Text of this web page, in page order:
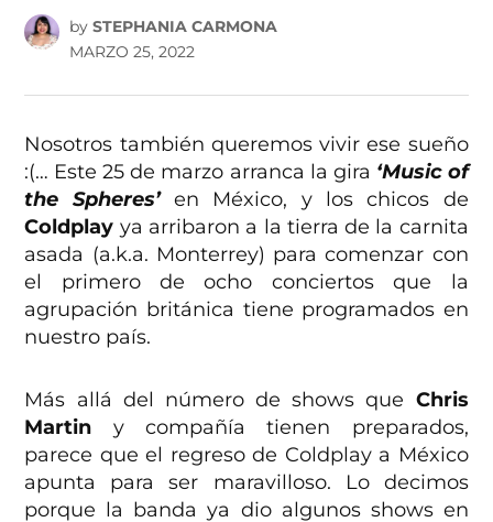
by STEPHANIA CARMONA
MARZO 25, 2022
Nosotros también queremos vivir ese sueño
:(… Este 25 de marzo arranca la gira ‘Music of
the Spheres’ en México, y los chicos de
Coldplay ya arribaron a la tierra de la carnita
asada (a.k.a. Monterrey) para comenzar con
el primero de ocho conciertos que la
agrupación británica tiene programados en
nuestro país.
Más allá del número de shows que Chris
Martin y compañía tienen preparados,
parece que el regreso de Coldplay a México
apunta para ser maravilloso. Lo decimos
porque la banda ya dio algunos shows en